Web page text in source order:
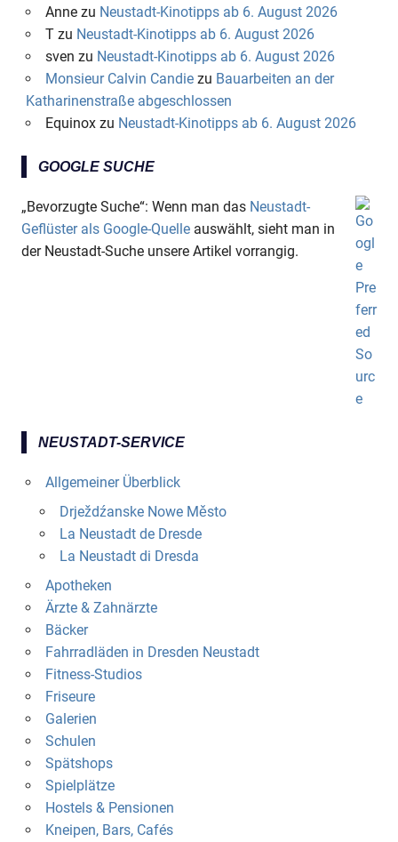
Annezu Neustadt-Kinotipps ab 6. August 2026
Tzu Neustadt-Kinotipps ab 6. August 2026
sven zu Neustadt-Kinotipps ab 6. August 2026
Monsieur Calvin Candiezu Bauarbeiten an der
Katharinenstraße abgeschlossen
Equinoxzu Neustadt-Kinotipps ab 6. August 2026
GOOGLE SUCHE
„Bevorzugte Suche“: Wenn man das Neustadt-
Geflüster als Google-Quelle auswählt, sieht man in
der Neustadt-Suche unsere Artikel vorrangig.
NEUSTADT-SERVICE
Allgemeiner Überblick
Drježdźanske Nowe Město
La Neustadt de Dresde
La Neustadt di Dresda
Apotheken
Ärzte & Zahnärzte
Bäcker
Fahrradläden in Dresden Neustadt
Fitness-Studios
Friseure
Galerien
Schulen
Spätshops
Spielplätze
Hostels & Pensionen
Kneipen, Bars, Cafés